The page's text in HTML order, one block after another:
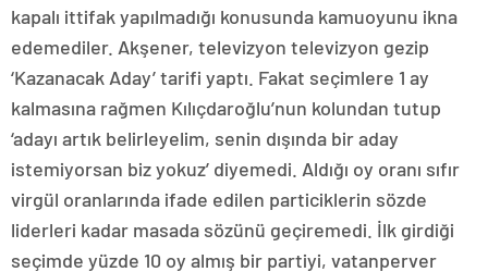
kapalı ittifak yapılmadığı konusunda kamuoyunu ikna
edemediler. Akşener, televizyon televizyon gezip
‘Kazanacak Aday’ tarifi yaptı. Fakat seçimlere 1 ay
kalmasına rağmen Kılıçdaroğlu’nun kolundan tutup
‘adayı artık belirleyelim, senin dışında bir aday
istemiyorsan biz yokuz’ diyemedi. Aldığı oy oranı sıfır
virgül oranlarında ifade edilen particiklerin sözde
liderleri kadar masada sözünü geçiremedi. İlk girdiği
seçimde yüzde 10 oy almış bir partiyi, vatanperver